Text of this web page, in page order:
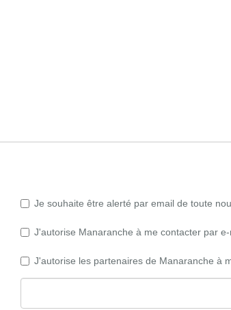
Je souhaite être alerté par email de toute
J'autorise Manaranche à me contacter par
J'autorise les partenaires de Manaranche à